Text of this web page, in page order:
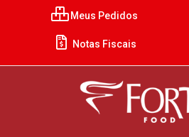
Meus Pedidos
Notas Fiscais